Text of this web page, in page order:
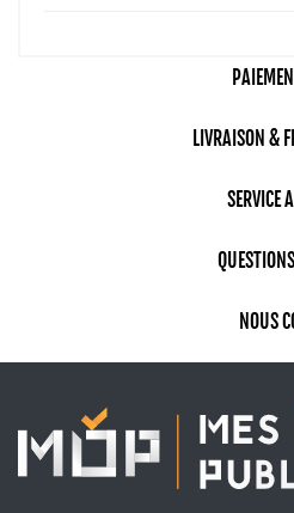
LIVRAISON &
SERVICE
NOUS